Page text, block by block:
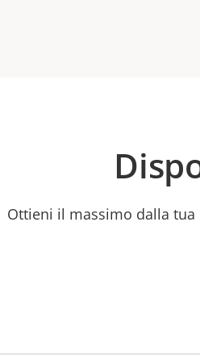
Ottieni il massimo dalla